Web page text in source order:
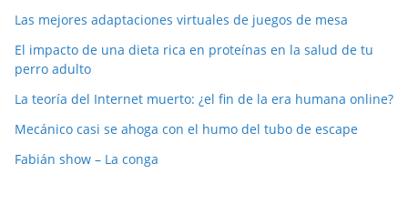
Las mejores adaptaciones virtuales de juegos de mesa
El impacto de una dieta rica en proteínas en la salud de tu
perro adulto
La teoría del Internet muerto: ¿el fin de la era humana online?
Mecánico casi se ahoga con el humo del tubo de escape
Fabián show – La conga